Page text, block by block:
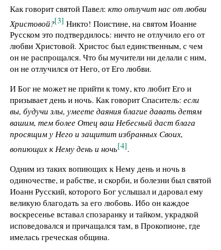
Как говорит святой Павел: кто отлучит нас от любви
Христовой?[3] Никто! Поистине, на святом Иоанне
Русском это подтвердилось: ничто не отлучило его от
любви Христовой. Христос был единственным, с чем
он не распрощался. Что бы мучители ни делали с ним,
он не отлучился от Него, от Его любви.
И Бог не может не прийти к тому, кто любит Его и
призывает день и ночь. Как говорит Спаситель: если
вы, будучи злы, умеете даяния благие давать детям
вашим, тем более Отец ваш Небесный даст блага
просящим у Него и защитит избранных Своих,
вопиющих к Нему день и ночь[4].
Одним из таких вопиющих к Нему день и ночь в
одиночестве, и рабстве, и скорби, и болезни был святой
Иоанн Русский, которого Бог услышал и даровал ему
великую благодать за его любовь. Ибо он каждое
воскресенье вставал спозаранку и тайком, украдкой
исповедовался и причащался там, в Прокопионе, где
имелась греческая община.